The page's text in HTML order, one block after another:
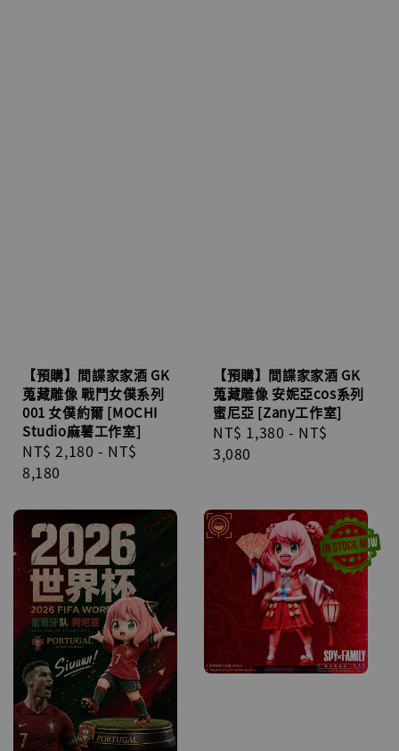
【預購】間諜家家酒 GK
蒐藏雕像 戰鬥女僕系列
001 女僕約爾 [MOCHI
Studio麻薯工作室]
Regular
price
NT$ 2,180 - NT$
8,180
【預購】間諜家家酒 GK
蒐藏雕像 安妮亞cos系列
蜜尼亞 [Zany工作室]
Regular
price
NT$ 1,380 - NT$
3,080